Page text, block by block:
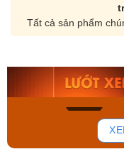
Tất cả sản phẩm
Orient Nam
Mua ngay